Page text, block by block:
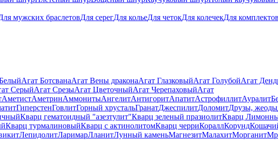
мужских браслетовДля серегДля кольеДля четокДля колечекДля
Агат БотсванаАгат Вены драконаАгат ГлазковыйАгат ГолубойАгат
СерыйАгат СрезыАгат ЦветочныйАгат ЧерепаховыйАгат
АметистАметринАммонитыАнгелитАнтигоритАпатитАстрофиллитАуралит
ГиперстенГовлитГорный хрустальГранатДжеспилитДоломитДрузы, жеоды
Кварц гематоидный "азезтулит"Кварц зеленый празиолитКварц
Кварц турмалиновыйКварц с актинолитомКварц черриКораллКорунд
ЛепидолитЛаримарЛланитЛунный каменьМагнезитМалахитМорганит